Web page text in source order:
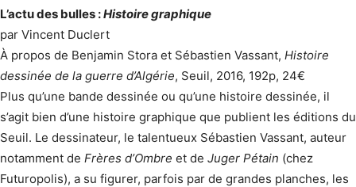
L’actu des bulles :Histoire graphique
par Vincent Duclert
À propos de Benjamin Stora et Sébastien Vassant, Histoire
dessinée de la guerre d’Algérie, Seuil, 2016, 192p, 24€
Plus qu’une bande dessinée ou qu’une histoire dessinée, il
s’agit bien d’une histoire graphique que publient les éditions du
Seuil. Le dessinateur, le talentueux Sébastien Vassant, auteur
notamment de Frères d’Ombre et de Juger Pétain (chez
Futuropolis), a su figurer, parfois par de grandes planches, les